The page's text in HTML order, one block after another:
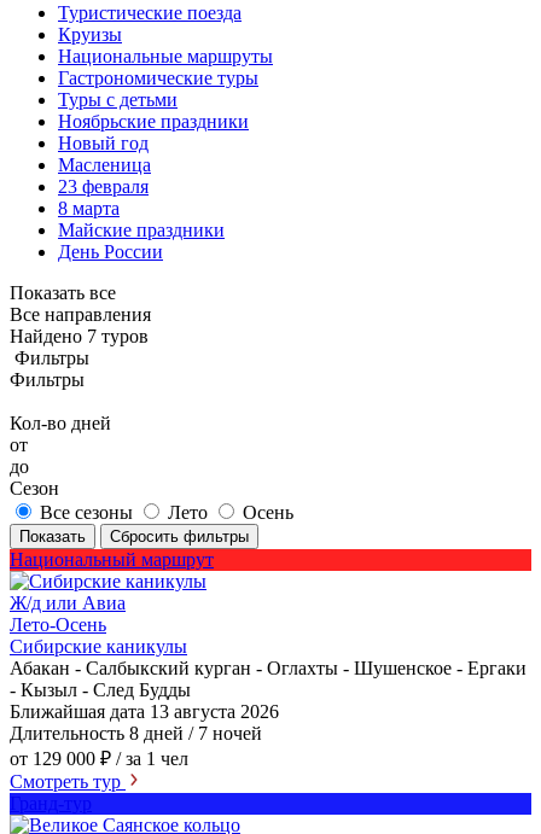
Туристические поезда
Круизы
Национальные маршруты
Гастрономические туры
Туры с детьми
Ноябрьские праздники
Новый год
Масленица
23 февраля
8 марта
Майские праздники
День России
Показать все
Все направления
Найдено 7 туров
Фильтры
Фильтры
Кол-во дней
от
до
Сезон
Все сезоны
Лето Осень
Показать Сбросить фильтры
Национальный маршрут
Ж/д или Авиа
Лето-Осень
Сибирские каникулы
Абакан - Салбыкский курган - Оглахты - Шушенское - Ергаки
- Кызыл - След Будды
Ближайшая дата 13 августа 2026
Длительность 8 дней / 7 ночей
от 129 000 ₽ / за 1 чел
Смотреть тур
Гранд-тур